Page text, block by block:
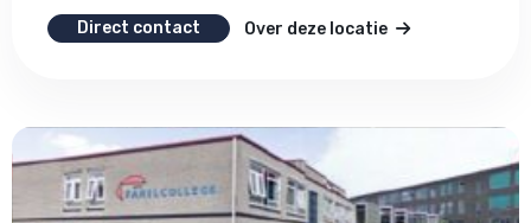
Direct contact Over deze locatie